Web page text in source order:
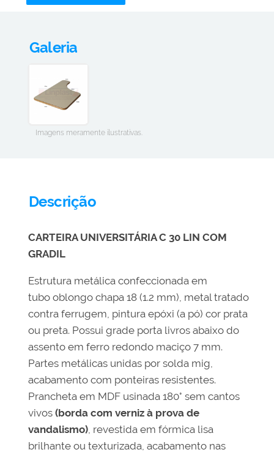
Galeria
Imagens meramente ilustrativas.
Descrição
CARTEIRA UNIVERSITÁRIA C 30 LIN COM
GRADIL
Estrutura metálica confeccionada em
tubo oblongo chapa 18 (1.2 mm), metal tratado
contra ferrugem, pintura epóxi (a pó) cor prata
ou preta. Possui grade porta livros abaixo do
assento em ferro redondo maciço 7 mm.
Partes metálicas unidas por solda mig,
acabamento com ponteiras resistentes.
Prancheta em MDF usinada 180° sem cantos
vivos (borda com verniz à prova de
vandalismo), revestida em fórmica lisa
brilhante ou texturizada, acabamento nas